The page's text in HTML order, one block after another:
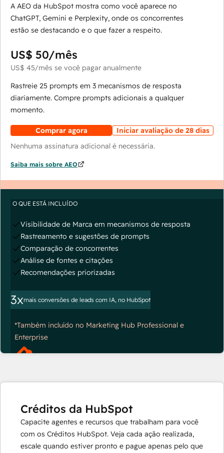
A AEO da HubSpot mostra como você aparece no
ChatGPT, Gemini e Perplexity, onde os concorrentes
estão se destacando e o que fazer a respeito.
US$ 50/mês
US$ 45/mês se você pagar anualmente
Rastreie 25 prompts em 3 mecanismos de resposta
diariamente. Compre prompts adicionais a qualquer
momento.
Comprar agora
Iniciar avaliação de 28 dias
Nenhuma assinatura adicional é necessária.
Saiba mais sobre AEO
O QUE ESTÁ INCLUÍDO
Visibilidade de Marca em mecanismos de resposta
Rastreamento e sugestões de prompts
Comparação de concorrentes
Análise de fontes e citações
Recomendações priorizadas
3xmais conversões de leads com IA, no HubSpot
*Também incluído no Marketing Hub Professional e
Enterprise
Créditos da HubSpot
Capacite agentes e recursos que trabalham para você
com os Créditos HubSpot. Veja cada ação realizada,
escale quando estiver pronto e pague apenas pelo que